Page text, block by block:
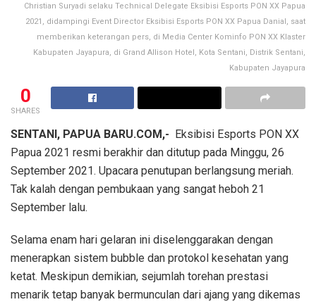
Christian Suryadi selaku Technical Delegate Eksibisi Esports PON XX Papua
2021, didampingi Event Director Eksibisi Esports PON XX Papua Danial, saat
memberikan keterangan pers, di Media Center Kominfo PON XX Klaster
Kabupaten Jayapura, di Grand Allison Hotel, Kota Sentani, Distrik Sentani,
Kabupaten Jayapura
0
SHARES
SENTANI, PAPUA BARU.COM,- Eksibisi Esports PON XX
Papua 2021 resmi berakhir dan ditutup pada Minggu, 26
September 2021. Upacara penutupan berlangsung meriah.
Tak kalah dengan pembukaan yang sangat heboh 21
September lalu.
Selama enam hari gelaran ini diselenggarakan dengan
menerapkan sistem bubble dan protokol kesehatan yang
ketat. Meskipun demikian, sejumlah torehan prestasi
menarik tetap banyak bermunculan dari ajang yang dikemas